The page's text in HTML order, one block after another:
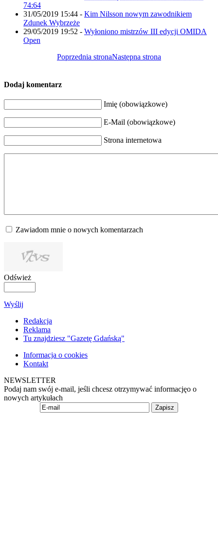
74:64
31/05/2019 15:44 - Kim Nilsson nowym zawodnikiem
Zdunek Wybrzeże
29/05/2019 19:52 - Wyłoniono mistrzów III edycji OMIDA
Open
Poprzednia stronaNastępna strona
Dodaj komentarz
Imię (obowiązkowe)
E-Mail (obowiązkowe)
Strona internetowa
Zawiadom mnie o nowych komentarzach
Odśwież
Wyślij
Redakcja
Reklama
Tu znajdziesz "Gazetę Gdańską"
Informacja o cookies
Kontakt
NEWSLETTER
Podaj nam swój e-mail, jeśli chcesz otrzymywać informacjęo o
nowych artykułach
Zapisz